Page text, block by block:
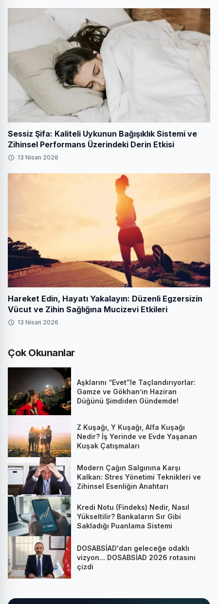
Sessiz Şifa: Kaliteli Uykunun Bağışıklık Sistemi ve
Zihinsel Performans Üzerindeki Derin Etkisi
13 Nisan 2026
Hareket Edin, Hayatı Yakalayın: Düzenli Egzersizin
Vücut ve Zihin Sağlığına Mucizevi Etkileri
13 Nisan 2026
Çok Okunanlar
Aşklarını “Evet”le Taçlandırıyorlar:
Gamze ve Gökhan’ın Haziran
Düğünü Şimdiden Gündemde!
Z Kuşağı, Y Kuşağı, Alfa Kuşağı
Nedir? İş Yerinde ve Evde Yaşanan
Kuşak Çatışmaları
Modern Çağın Salgınına Karşı
Kalkan: Stres Yönetimi Teknikleri ve
Zihinsel Esenliğin Anahtarı
Kredi Notu (Findeks) Nedir, Nasıl
Yükseltilir? Bankaların Sır Gibi
Sakladığı Puanlama Sistemi
DOSABSİAD'dan geleceğe odaklı
vizyon... DOSABSİAD 2026 rotasını
çizdi